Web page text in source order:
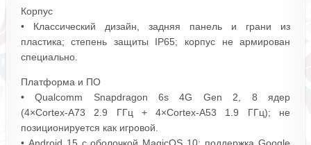
Корпус
• Классический дизайн, задняя панель и грани из
пластика; степень защиты IP65; корпус не армирован
специально.
Платформа и ПО
• Qualcomm Snapdragon 6s 4G Gen 2, 8 ядер
(4×Cortex‑A73 2.9 ГГц + 4×Cortex‑A53 1.9 ГГц); не
позиционируется как игровой.